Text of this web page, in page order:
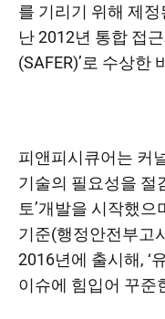
를 기리기 위해 제
난 2012년 통합 접
(SAFER)’로 수상한
피앤피시큐어는 커
기술의 필요성을 절
토’개발을 시작했으
기준(행정안전부고
2016년에 출시해, ‘
이슈에 힘입어 꾸준